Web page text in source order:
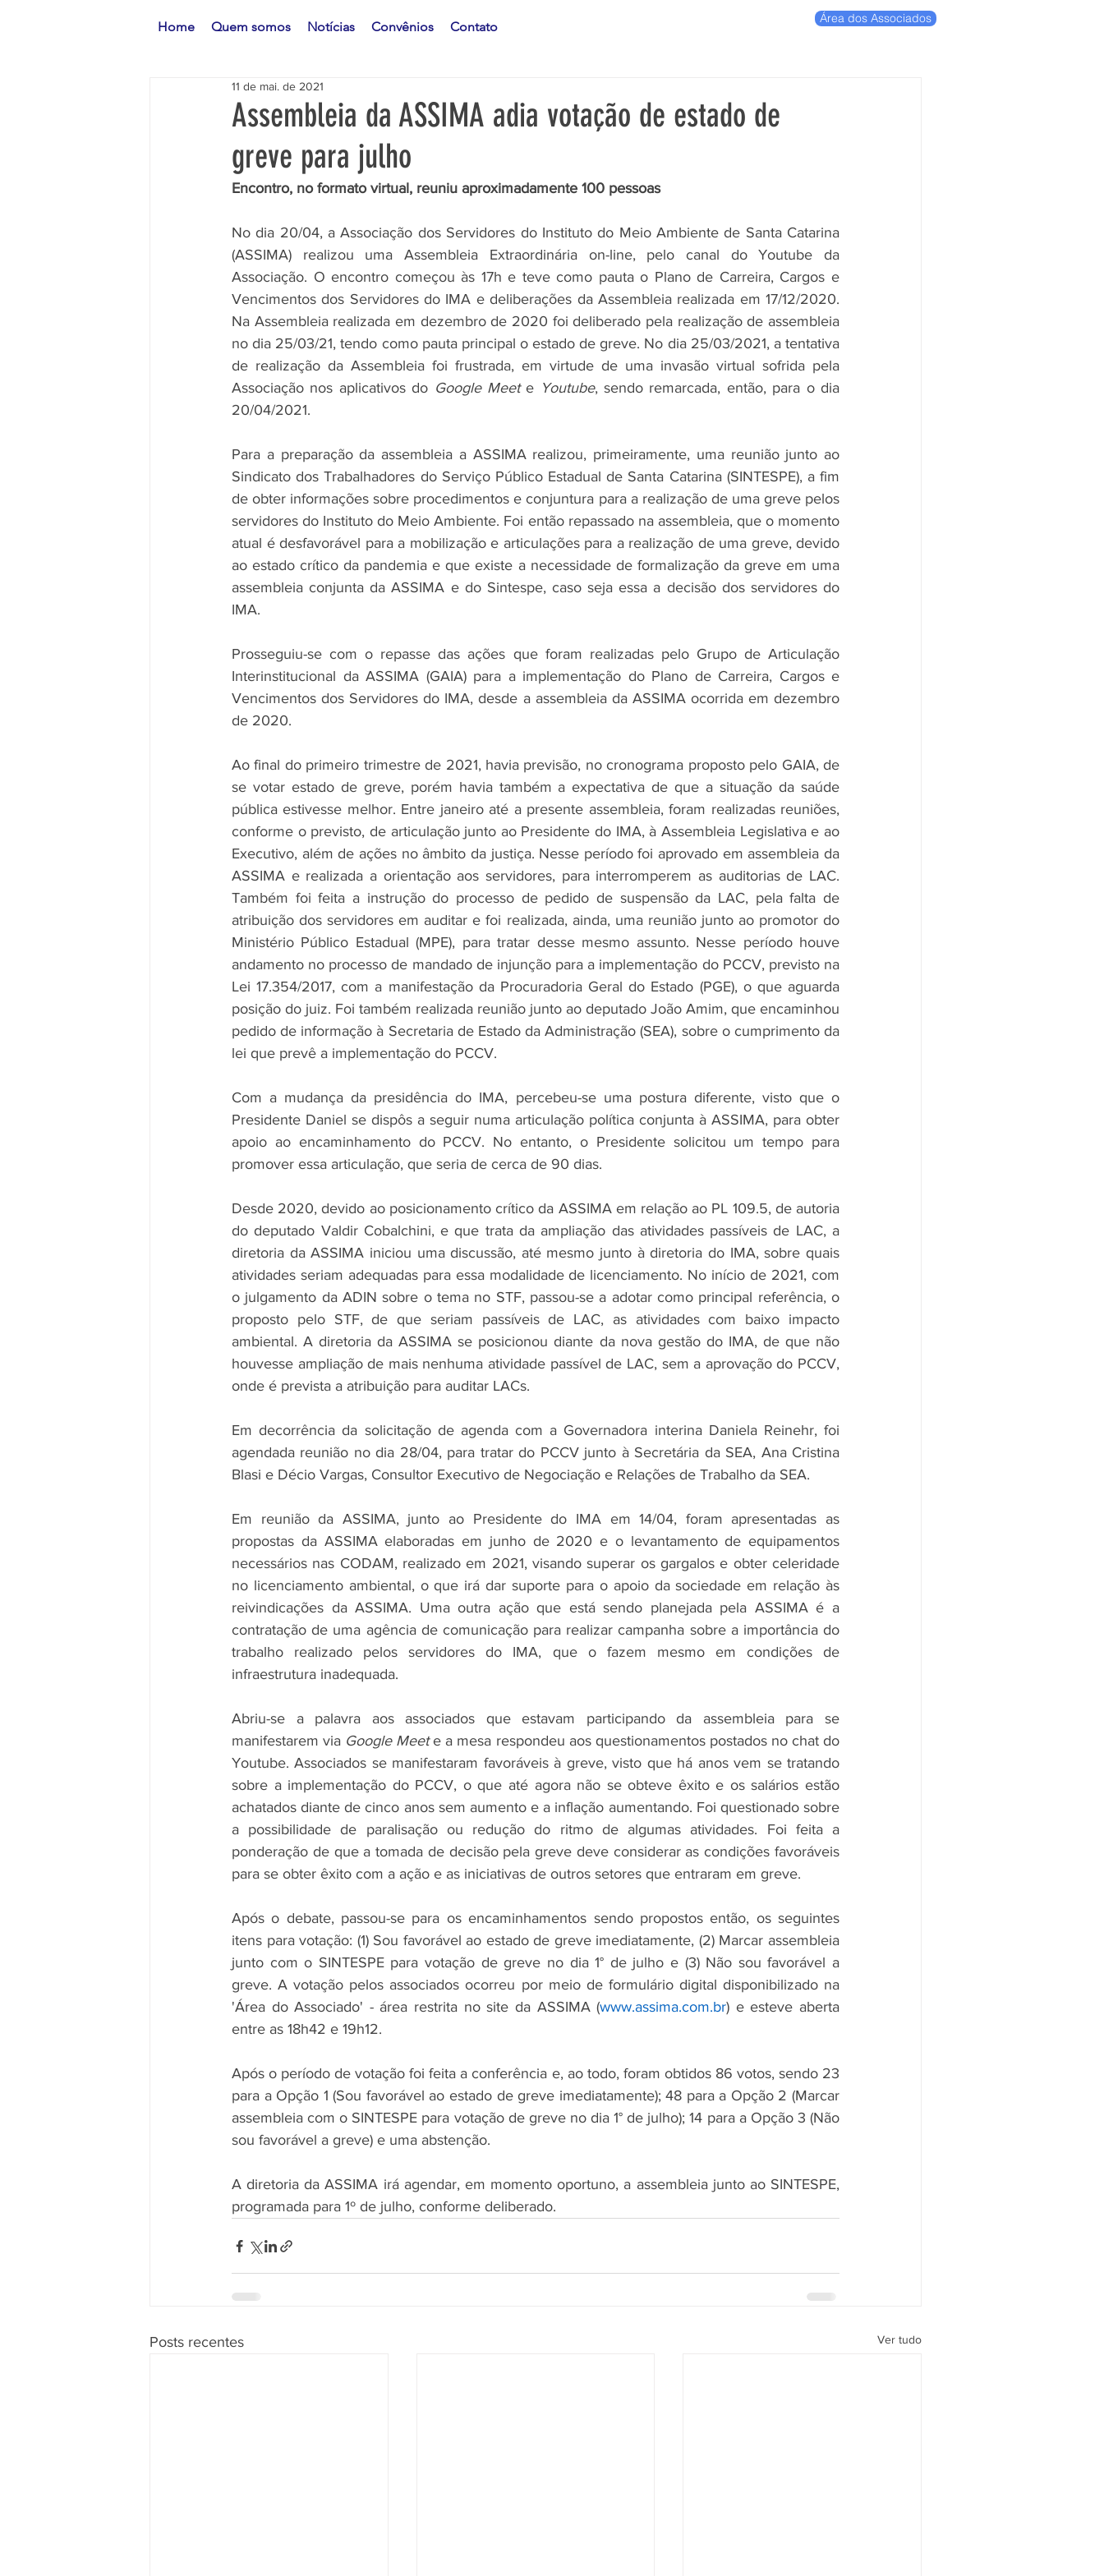
Home Quem somos Notícias Convênios Contato
Área dos Associados
Assembleia da ASSIMA adia votação de estado de
greve para julho
11 de mai. de 2021
Encontro, no formato virtual, reuniu aproximadamente 100 pessoas
No dia 20/04, a Associação dos Servidores do Instituto do Meio Ambiente de Santa Catarina
(ASSIMA) realizou uma Assembleia Extraordinária on-line, pelo canal do Youtube da
Associação. O encontro começou às 17h e teve como pauta o Plano de Carreira, Cargos e
Vencimentos dos Servidores do IMA e deliberações da Assembleia realizada em 17/12/2020.
Na Assembleia realizada em dezembro de 2020 foi deliberado pela realização de assembleia
no dia 25/03/21, tendo como pauta principal o estado de greve. No dia 25/03/2021, a tentativa
de realização da Assembleia foi frustrada, em virtude de uma invasão virtual sofrida pela
Associação nos aplicativos do Google Meet e Youtube, sendo remarcada, então, para o dia
20/04/2021.
Para a preparação da assembleia a ASSIMA realizou, primeiramente, uma reunião junto ao
Sindicato dos Trabalhadores do Serviço Público Estadual de Santa Catarina (SINTESPE), a fim
de obter informações sobre procedimentos e conjuntura para a realização de uma greve pelos
servidores do Instituto do Meio Ambiente. Foi então repassado na assembleia, que o momento
atual é desfavorável para a mobilização e articulações para a realização de uma greve, devido
ao estado crítico da pandemia e que existe a necessidade de formalização da greve em uma
assembleia conjunta da ASSIMA e do Sintespe, caso seja essa a decisão dos servidores do
IMA.
Prosseguiu-se com o repasse das ações que foram realizadas pelo Grupo de Articulação
Interinstitucional da ASSIMA (GAIA) para a implementação do Plano de Carreira, Cargos e
Vencimentos dos Servidores do IMA, desde a assembleia da ASSIMA ocorrida em dezembro
de 2020.
Ao final do primeiro trimestre de 2021, havia previsão, no cronograma proposto pelo GAIA, de
se votar estado de greve, porém havia também a expectativa de que a situação da saúde
pública estivesse melhor. Entre janeiro até a presente assembleia, foram realizadas reuniões,
conforme o previsto, de articulação junto ao Presidente do IMA, à Assembleia Legislativa e ao
Executivo, além de ações no âmbito da justiça. Nesse período foi aprovado em assembleia da
ASSIMA e realizada a orientação aos servidores, para interromperem as auditorias de LAC.
Também foi feita a instrução do processo de pedido de suspensão da LAC, pela falta de
atribuição dos servidores em auditar e foi realizada, ainda, uma reunião junto ao promotor do
Ministério Público Estadual (MPE), para tratar desse mesmo assunto. Nesse período houve
andamento no processo de mandado de injunção para a implementação do PCCV, previsto na
Lei 17.354/2017, com a manifestação da Procuradoria Geral do Estado (PGE), o que aguarda
posição do juiz. Foi também realizada reunião junto ao deputado João Amim, que encaminhou
pedido de informação à Secretaria de Estado da Administração (SEA), sobre o cumprimento da
lei que prevê a implementação do PCCV.
Com a mudança da presidência do IMA, percebeu-se uma postura diferente, visto que o
Presidente Daniel se dispôs a seguir numa articulação política conjunta à ASSIMA, para obter
apoio ao encaminhamento do PCCV. No entanto, o Presidente solicitou um tempo para
promover essa articulação, que seria de cerca de 90 dias.
Desde 2020, devido ao posicionamento crítico da ASSIMA em relação ao PL 109.5, de autoria
do deputado Valdir Cobalchini, e que trata da ampliação das atividades passíveis de LAC, a
diretoria da ASSIMA iniciou uma discussão, até mesmo junto à diretoria do IMA, sobre quais
atividades seriam adequadas para essa modalidade de licenciamento. No início de 2021, com
o julgamento da ADIN sobre o tema no STF, passou-se a adotar como principal referência, o
proposto pelo STF, de que seriam passíveis de LAC, as atividades com baixo impacto
ambiental. A diretoria da ASSIMA se posicionou diante da nova gestão do IMA, de que não
houvesse ampliação de mais nenhuma atividade passível de LAC, sem a aprovação do PCCV,
onde é prevista a atribuição para auditar LACs.
Em decorrência da solicitação de agenda com a Governadora interina Daniela Reinehr, foi
agendada reunião no dia 28/04, para tratar do PCCV junto à Secretária da SEA, Ana Cristina
Blasi e Décio Vargas, Consultor Executivo de Negociação e Relações de Trabalho da SEA.
Em reunião da ASSIMA, junto ao Presidente do IMA em 14/04, foram apresentadas as
propostas da ASSIMA elaboradas em junho de 2020 e o levantamento de equipamentos
necessários nas CODAM, realizado em 2021, visando superar os gargalos e obter celeridade
no licenciamento ambiental, o que irá dar suporte para o apoio da sociedade em relação às
reivindicações da ASSIMA. Uma outra ação que está sendo planejada pela ASSIMA é a
contratação de uma agência de comunicação para realizar campanha sobre a importância do
trabalho realizado pelos servidores do IMA, que o fazem mesmo em condições de
infraestrutura inadequada.
Abriu-se a palavra aos associados que estavam participando da assembleia para se
manifestarem via Google Meet e a mesa respondeu aos questionamentos postados no chat do
Youtube. Associados se manifestaram favoráveis à greve, visto que há anos vem se tratando
sobre a implementação do PCCV, o que até agora não se obteve êxito e os salários estão
achatados diante de cinco anos sem aumento e a inflação aumentando. Foi questionado sobre
a possibilidade de paralisação ou redução do ritmo de algumas atividades. Foi feita a
ponderação de que a tomada de decisão pela greve deve considerar as condições favoráveis
para se obter êxito com a ação e as iniciativas de outros setores que entraram em greve.
Após o debate, passou-se para os encaminhamentos sendo propostos então, os seguintes
itens para votação: (1) Sou favorável ao estado de greve imediatamente, (2) Marcar assembleia
junto com o SINTESPE para votação de greve no dia 1° de julho e (3) Não sou favorável a
greve. A votação pelos associados ocorreu por meio de formulário digital disponibilizado na
'Área do Associado' - área restrita no site da ASSIMA (www.assima.com.br) e esteve aberta
entre as 18h42 e 19h12.
Após o período de votação foi feita a conferência e, ao todo, foram obtidos 86 votos, sendo 23
para a Opção 1 (Sou favorável ao estado de greve imediatamente); 48 para a Opção 2 (Marcar
assembleia com o SINTESPE para votação de greve no dia 1° de julho); 14 para a Opção 3 (Não
sou favorável a greve) e uma abstenção.
A diretoria da ASSIMA irá agendar, em momento oportuno, a assembleia junto ao SINTESPE,
programada para 1º de julho, conforme deliberado.
Posts recentes Ver tudo